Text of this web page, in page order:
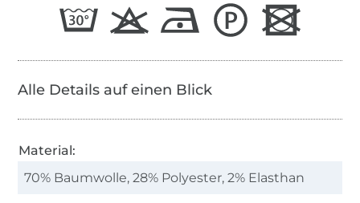
Alle Details auf einen Blick
Material:
70% Baumwolle, 28% Polyester, 2% Elasthan